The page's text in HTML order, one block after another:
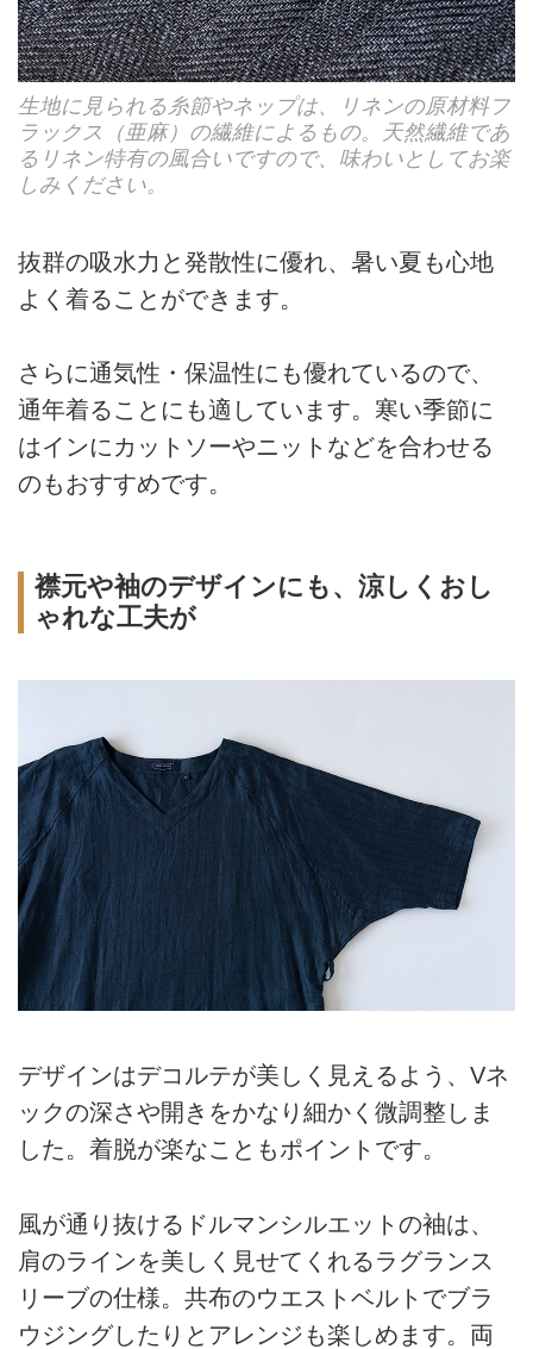
生地に見られる糸節やネップは、リネンの原材料フ
ラックス（亜麻）の繊維によるもの。天然繊維であ
るリネン特有の風合いですので、味わいとしてお楽
しみください。
抜群の吸水力と発散性に優れ、暑い夏も心地
よく着ることができます。
さらに通気性・保温性にも優れているので、
通年着ることにも適しています。寒い季節に
はインにカットソーやニットなどを合わせる
のもおすすめです。
襟元や袖のデザインにも、涼しくおし
ゃれな工夫が
デザインはデコルテが美しく見えるよう、Vネ
ックの深さや開きをかなり細かく微調整しま
した。着脱が楽なこともポイントです。
風が通り抜けるドルマンシルエットの袖は、
肩のラインを美しく見せてくれるラグランス
リーブの仕様。共布のウエストベルトでブラ
ウジングしたりとアレンジも楽しめます。両